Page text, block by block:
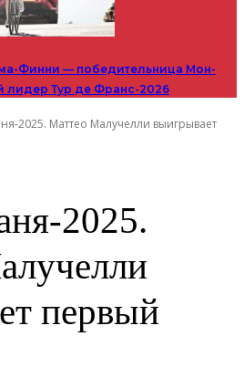
Финни — победительница Мон-
лидер Тур де Франс-2026
2025. Маттео Малучелли выигрывает
2025.
первый